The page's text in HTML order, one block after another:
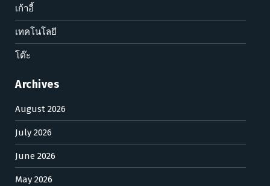
เก้าอี้
เทคโนโลยี
โต๊ะ
Archives
August 2026
July 2026
June 2026
May 2026